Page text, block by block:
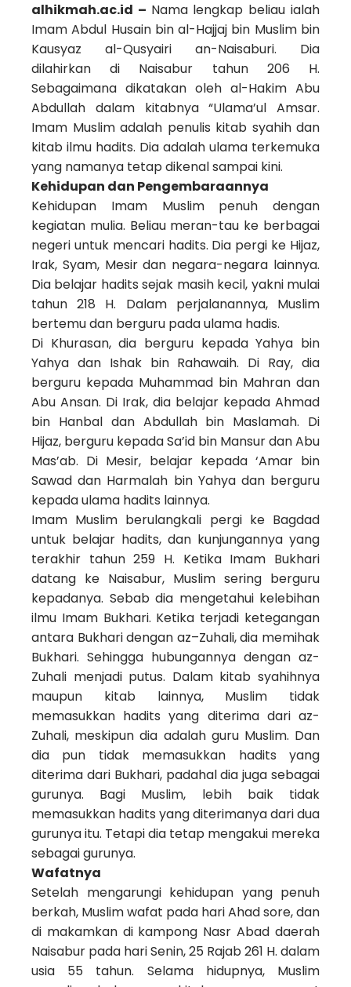
alhikmah.ac.id – Nama lengkap beliau ialah
Imam Abdul Husain bin al-Hajjaj bin Muslim bin
Kausyaz al-Qusyairi an-Naisaburi. Dia
dilahirkan di Naisabur tahun 206 H.
Sebagaimana dikatakan oleh al-Hakim Abu
Abdullah dalam kitabnya “Ulama’ul Amsar.
Imam Muslim adalah penulis kitab syahih dan
kitab ilmu hadits. Dia adalah ulama terkemuka
yang namanya tetap dikenal sampai kini.
Kehidupan dan Pengembaraannya
Kehidupan Imam Muslim penuh dengan
kegiatan mulia. Beliau meran-tau ke berbagai
negeri untuk mencari hadits. Dia pergi ke Hijaz,
Irak, Syam, Mesir dan negara-negara lainnya.
Dia belajar hadits sejak masih kecil, yakni mulai
tahun 218 H. Dalam perjalanannya, Muslim
bertemu dan berguru pada ulama hadis.
Di Khurasan, dia berguru kepada Yahya bin
Yahya dan Ishak bin Rahawaih. Di Ray, dia
berguru kepada Muhammad bin Mahran dan
Abu Ansan. Di Irak, dia belajar kepada Ahmad
bin Hanbal dan Abdullah bin Maslamah. Di
Hijaz, berguru kepada Sa’id bin Mansur dan Abu
Mas’ab. Di Mesir, belajar kepada ‘Amar bin
Sawad dan Harmalah bin Yahya dan berguru
kepada ulama hadits lainnya.
Imam Muslim berulangkali pergi ke Bagdad
untuk belajar hadits, dan kunjungannya yang
terakhir tahun 259 H. Ketika Imam Bukhari
datang ke Naisabur, Muslim sering berguru
kepadanya. Sebab dia mengetahui kelebihan
ilmu Imam Bukhari. Ketika terjadi ketegangan
antara Bukhari dengan az–Zuhali, dia memihak
Bukhari. Sehingga hubungannya dengan az-
Zuhali menjadi putus. Dalam kitab syahihnya
maupun kitab lainnya, Muslim tidak
memasukkan hadits yang diterima dari az-
Zuhali, meskipun dia adalah guru Muslim. Dan
dia pun tidak memasukkan hadits yang
diterima dari Bukhari, padahal dia juga sebagai
gurunya. Bagi Muslim, lebih baik tidak
memasukkan hadits yang diterimanya dari dua
gurunya itu. Tetapi dia tetap mengakui mereka
sebagai gurunya.
Wafatnya
Setelah mengarungi kehidupan yang penuh
berkah, Muslim wafat pada hari Ahad sore, dan
di makamkan di kampong Nasr Abad daerah
Naisabur pada hari Senin, 25 Rajab 261 H. dalam
usia 55 tahun. Selama hidupnya, Muslim